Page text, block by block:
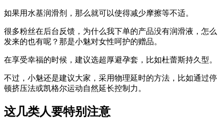
如果用 水基润滑剂 ，那么就可以使得减少摩擦等不适。
很多粉丝在后台反馈，为什么我下单的产品没有润滑液，怎么
发来的也有呢？那是小魅对女性呵护的赠品。
在享受幸福的时候，建议选超厚避孕套，比如杜蕾斯持久型。
不过，小魅还是建议大家，采用物理延时的方法，比如通过停
顿挤压法或凯格尔运动自然延长控制力。
这几类人要特别注意